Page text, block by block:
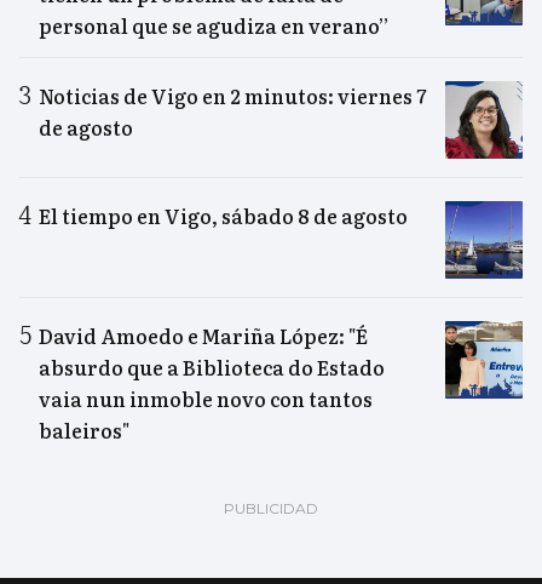
personal que se agudiza en verano”
Noticias de Vigo en 2 minutos: viernes 7
de agosto
El tiempo en Vigo, sábado 8 de agosto
David Amoedo e Mariña López: "É
absurdo que a Biblioteca do Estado
vaia nun inmoble novo con tantos
baleiros"